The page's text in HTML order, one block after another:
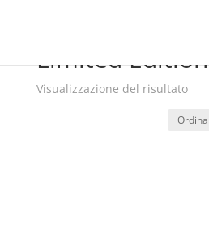
Limited Edition
Visualizzazione del risultato